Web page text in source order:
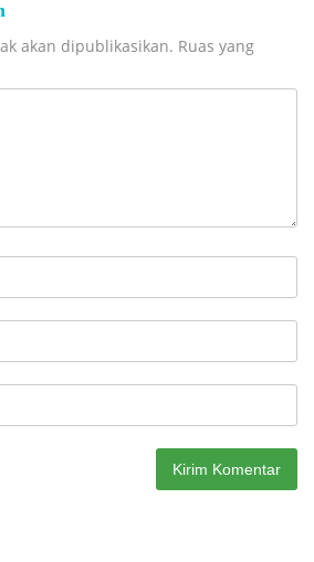
akan dipublikasikan. Ruas yang